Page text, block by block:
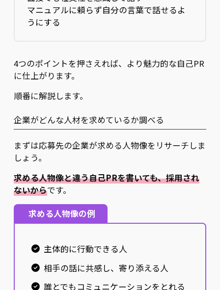
マニュアルに頼らず自分の言葉で話せるよ
うにする
4つのポイントを押さえれば、より魅力的な自己PR
に仕上がります。
順番に解説します。
企業がどんな人材を求めているか調べる
まずは応募先の企業が求める人物像をリサーチしま
しょう。
求める人物像と違う自己PRを書いても、採用され
ないからです。
求める人物像の例
主体的に行動できる人
相手の話に共感し、寄り添える人
誰とでもコミュニケーションをとれる